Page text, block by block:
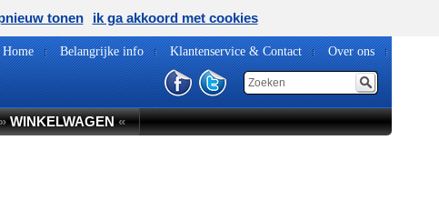
Home Belangrijke info Klantenservice & Contact Over ons
WINKELWAGEN«
tonen ik ga akkoord met cookies